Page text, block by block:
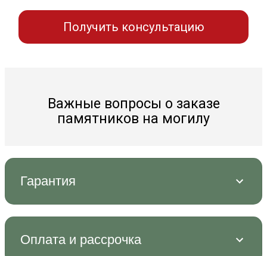
Получить консультацию
Важные вопросы о заказе
памятников на могилу
Гарантия
Оплата и рассрочка